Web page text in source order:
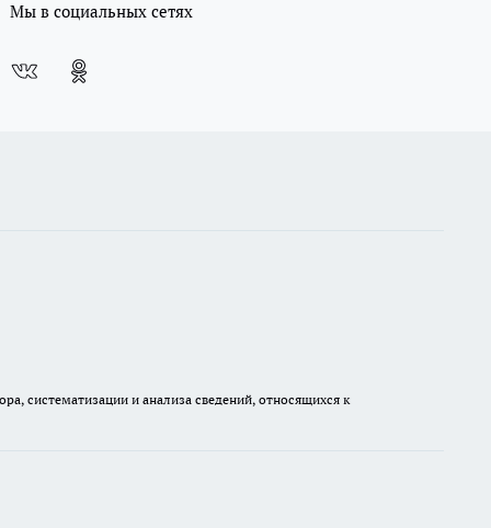
Мы в социальных сетях
систематизации и анализа сведений, относящихся к